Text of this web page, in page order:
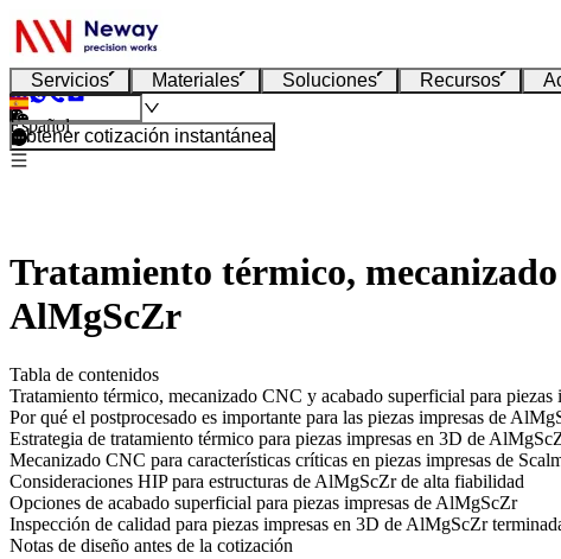
Servicios Materiales Soluciones Recursos
Español
Obtener cotización instantánea
Tratamiento térmico,
AlMgScZr
Tabla de contenidos
Tratamiento térmico, mecanizado CNC y acabado superficial para
Por qué el postprocesado es importante para las piezas impresas de
Estrategia de tratamiento térmico para piezas impresas en 3D de
Mecanizado CNC para características críticas en piezas impresas de
Consideraciones HIP para estructuras de AlMgScZr de alta fiabilidad
Opciones de acabado superficial para piezas impresas de AlMgScZr
Inspección de calidad para piezas impresas en 3D de AlMgScZr
Notas de diseño antes de la cotización